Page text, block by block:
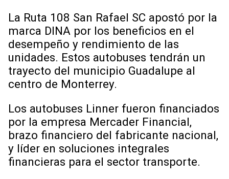
La Ruta 108 San Rafael SC apostó por la
marca DINA por los beneficios en el
desempeño y rendimiento de las
unidades. Estos autobuses tendrán un
trayecto del municipio Guadalupe al
centro de Monterrey.
Los autobuses Linner fueron financiados
por la empresa Mercader Financial,
brazo financiero del fabricante nacional,
y líder en soluciones integrales
financieras para el sector transporte.